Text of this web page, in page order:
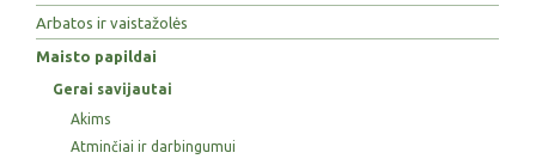
Arbatos ir vaistažolės
Maisto papildai
Gerai savijautai
Akims
Atminčiai ir darbingumui